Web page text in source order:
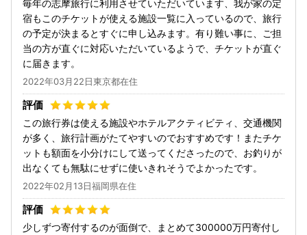
毎年の志摩旅行に利用させていただいています、我が家の定
宿もこのチケットが使える施設一覧に入っているので、旅行
の予定が決まるとすぐに申し込みます。有り難い事に、ご担
当の方が直ぐに対応いただいているようで、チケットが直ぐ
に届きます。
2022年03月22日東京都在住
この旅行券は使える施設やホテルアクティビティ、交通機関
が多く、旅行計画がたてやすいのでおすすめです！またチケ
ットも額面を小分けにして送ってくださったので、お釣りが
出なくても無駄にせずに使いきれそうでよかったです。
2022年02月13日福岡県在住
少しずつ寄付するのが面倒で、まとめて300000万円寄付し